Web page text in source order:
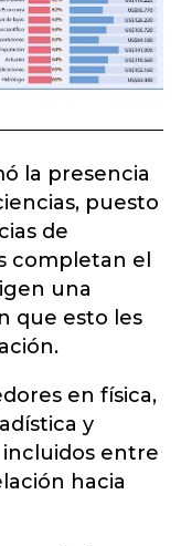
la presencia
puesto
de
completan el
una
que esto les
en física,
y
entre
hacia